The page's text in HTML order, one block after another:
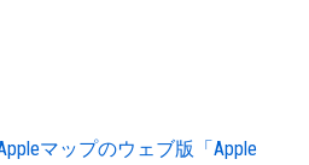
マップのウェブ版「Apple